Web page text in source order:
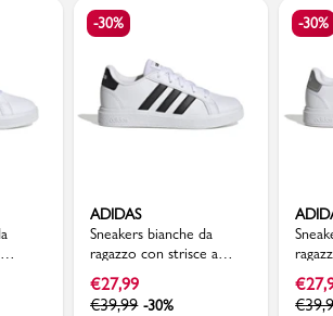
-30%
ADIDAS
Sneakers bianche da
ragazzo con strisce a
contrasto adidas Grand
Court 2.0 K
€27,99
€39,99 -30%
-30%
€
€